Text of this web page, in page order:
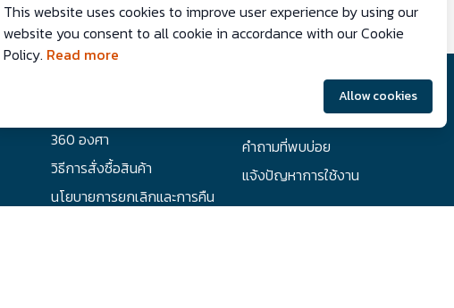
This website uses cookies to improve user experience by using our
website you consent to all cookie in accordance with our Cookie
Policy. Read more
Allow cookies
360 องศา
วิธีการสั่งซื้อสินค้า
นโยบายการยกเลิกและการคืน
นโยบายการจัดส่งสินค้า
คำถามที่พบบ่อย
แจ้งปัญหาการใช้งาน